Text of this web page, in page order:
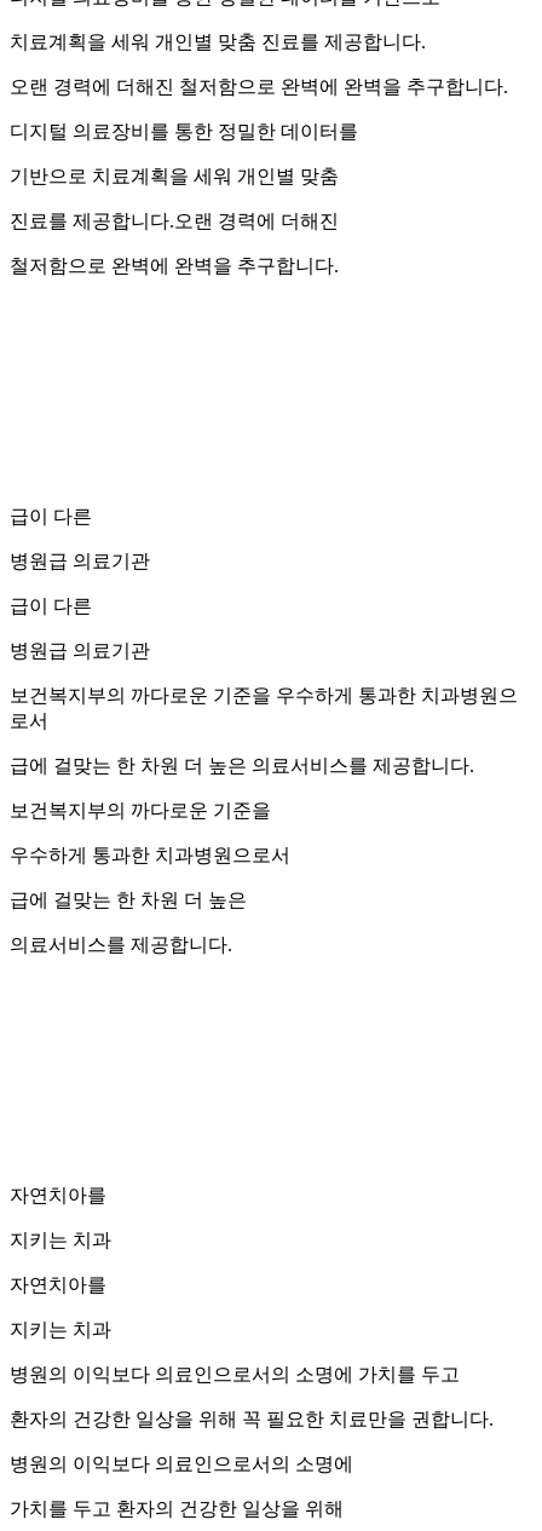
치료계획을 세워 개인별 맞춤 진료를 제공합니다.
오랜 경력에 더해진 철저함으로 완벽에 완벽을 추구합니다.
디지털 의료장비를 통한 정밀한 데이터를
기반으로 치료계획을 세워 개인별 맞춤
진료를 제공합니다.오랜 경력에 더해진
철저함으로 완벽에 완벽을 추구합니다.
급이 다른
병원급 의료기관
급이 다른
병원급 의료기관
보건복지부의 까다로운 기준을 우수하게 통과한 치과병원으
로서
급에 걸맞는 한 차원 더 높은 의료서비스를 제공합니다.
보건복지부의 까다로운 기준을
우수하게 통과한 치과병원으로서
급에 걸맞는 한 차원 더 높은
의료서비스를 제공합니다.
자연치아를
지키는 치과
자연치아를
지키는 치과
병원의 이익보다 의료인으로서의 소명에 가치를 두고
환자의 건강한 일상을 위해 꼭 필요한 치료만을 권합니다.
병원의 이익보다 의료인으로서의 소명에
가치를 두고 환자의 건강한 일상을 위해